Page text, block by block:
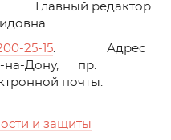
Главный редактор
25-15. Адрес
на-Дону, пр.
почты:
и защиты